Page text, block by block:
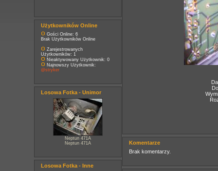
Użytkowników Online
Gości Online: 6
Brak Użytkowników Online
Zarejestrowanych
Użytkowników: 1
Nieaktywowany Użytkownik: 0
Najnowszy Użytkownik:
@stryker
Losowa Fotka - Unimor
Neptun 471A
Neptun 471A
Losowa Fotka - Inne
Komentarze
Brak komentarzy.